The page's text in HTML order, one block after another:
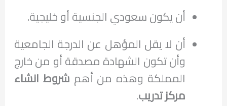
أن يكون سعودي الجنسية أو خليجية.
أن لا يقل المؤهل عن الدرجة الجامعية
وأن تكون الشهادة مصدقة أو من خارج
المملكة وهذه من أهم شروط انشاء
مركز تدريب.